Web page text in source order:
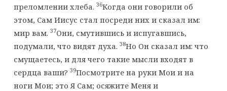
преломлении хлеба. 36Когда они говорили об
этом, Сам Иисус стал посреди них и сказал им:
мир вам. 37Они, смутившись и испугавшись,
подумали, что видят духа. 38Но Он сказал им: что
смущаетесь, и для чего такие мысли входят в
сердца ваши? 39Посмотрите на руки Мои и на
ноги Мои; это Я Сам; осяжите Меня и